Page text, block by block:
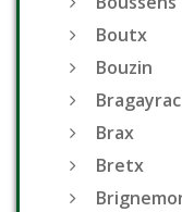
Boutx
Bouzin
Bragayrac
Brax
Bretx